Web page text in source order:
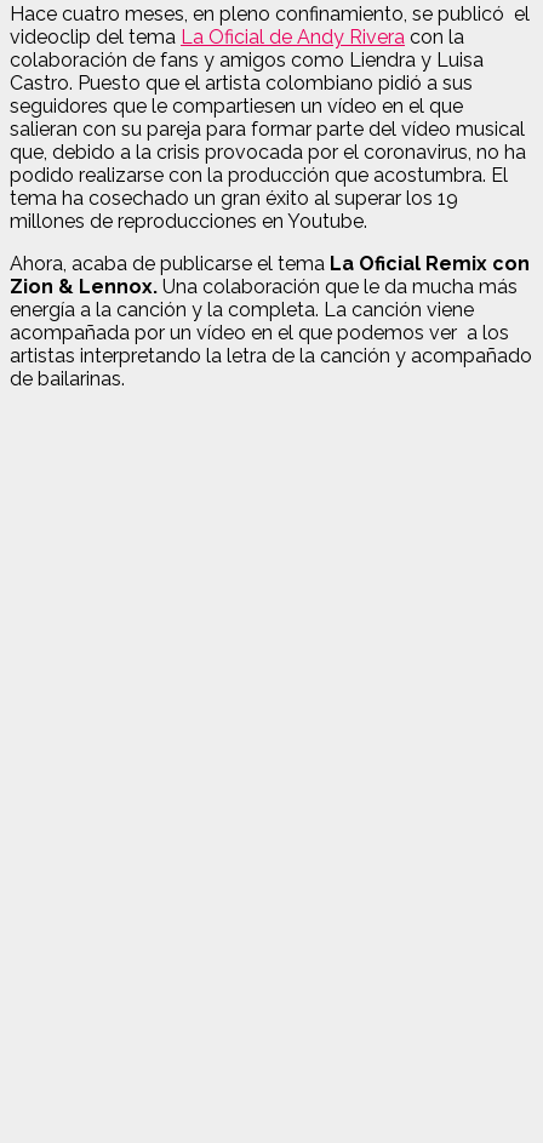
Hace cuatro meses, en pleno confinamiento, se publicó el
videoclip del tema La Oficial de Andy Rivera con la
colaboración de fans y amigos como Liendra y Luisa
Castro. Puesto que el artista colombiano pidió a sus
seguidores que le compartiesen un vídeo en el que
salieran con su pareja para formar parte del vídeo musical
que, debido a la crisis provocada por el coronavirus, no ha
podido realizarse con la producción que acostumbra. El
tema ha cosechado un gran éxito al superar los 19
millones de reproducciones en Youtube.
Ahora, acaba de publicarse el tema La Oficial Remix con
Zion & Lennox. Una colaboración que le da mucha más
energía a la canción y la completa. La canción viene
acompañada por un vídeo en el que podemos ver a los
artistas interpretando la letra de la canción y acompañado
de bailarinas.